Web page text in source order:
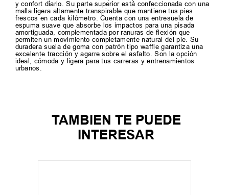
y confort diario. Su parte superior está confeccionada con una
malla ligera altamente transpirable que mantiene tus pies
frescos en cada kilómetro. Cuenta con una entresuela de
espuma suave que absorbe los impactos para una pisada
amortiguada, complementada por ranuras de flexión que
permiten un movimiento completamente natural del pie. Su
duradera suela de goma con patrón tipo waffle garantiza una
excelente tracción y agarre sobre el asfalto. Son la opción
ideal, cómoda y ligera para tus carreras y entrenamientos
urbanos.
TAMBIEN TE PUEDE
INTERESAR